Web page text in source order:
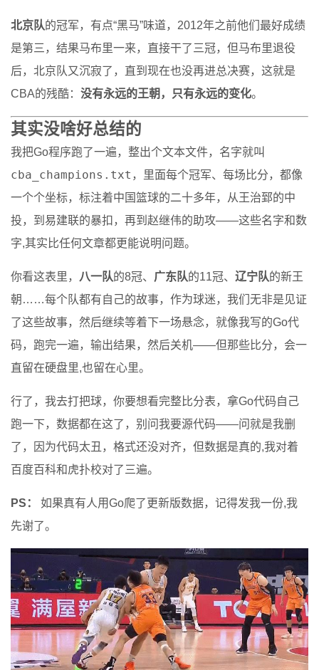
北京队的冠军，有点“黑马”味道，2012年之前他们最好成绩
是第三，结果马布里一来，直接干了三冠，但马布里退役
后，北京队又沉寂了，直到现在也没再进总决赛，这就是
CBA的残酷： 没有永远的王朝，只有永远的变化。
其实没啥好总结的
我把Go程序跑了一遍，整出个文本文件，名字就叫
cba_champions.txt ，里面每个冠军、每场比分，都像
一个个坐标，标注着中国篮球的二十多年，从王治郅的中
投，到易建联的暴扣，再到赵继伟的助攻——这些名字和数
字,其实比任何文章都更能说明问题。
你看这表里， 八一队的8冠、 广东队的11冠、 辽宁队的新王
朝……每个队都有自己的故事，作为球迷，我们无非是见证
了这些故事，然后继续等着下一场悬念，就像我写的Go代
码，跑完一遍，输出结果，然后关机——但那些比分，会一
直留在硬盘里,也留在心里。
行了，我去打把球，你要想看完整比分表，拿Go代码自己
跑一下，数据都在这了，别问我要源代码——问就是我删
了，因为代码太丑，格式还没对齐，但数据是真的,我对着
百度百科和虎扑校对了三遍。
PS：
如果真有人用Go爬了更新版数据，记得发我一份,我
先谢了。